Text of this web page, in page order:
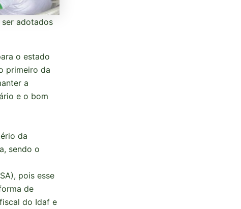
adotados
o estado
primeiro da
a
e o bom
da
sendo o
pois esse
de
do Idaf e